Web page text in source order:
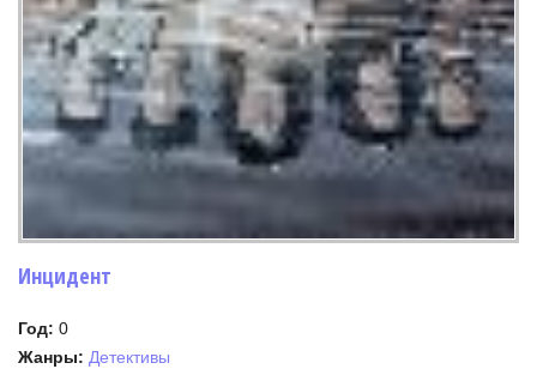
Инцидент
Год: 0
Жанры: Детективы